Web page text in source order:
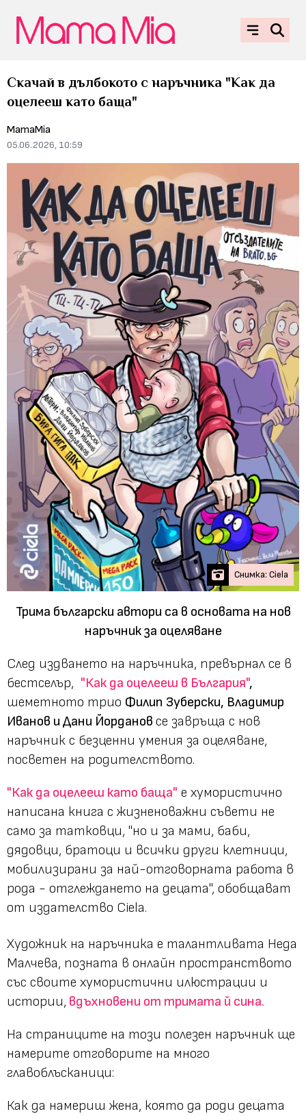
Скачай в дълбокото с наръчника "Как да
оцелееш като баща"
MamaMia
05.06.2026, 10:59
Снимка: Ciela
Трима български автори са в основата на нов
наръчник за оцеляване
След издването на наръчника, превърнал се в
бестселър, "Как да оцелееш в България",
шеметното трио Филип Зуберски, Владимир
Иванов и Дани Йорданов се завръща с нов
наръчник с безценни умения за оцеляване,
посветен на родителството.
"Как да оцелееш като баща" е хумористично
написана книга с жизненоважни съвети не
само за татковци, "но и за мами, баби,
дядовци, братоци и всички други клетници,
мобилизирани за най-отговорната работа в
рода - отглеждането на децата", обобщават
от издателство Ciela.
Художник на наръчника е талантливата Неда
Малчева, позната в онлайн пространството
със своите хумористични илюстрации и
истории, вдъхновени от тримата й сина.
На страниците на този полезен наръчник ще
намерите отговорите на много
главоблъсканици:
Как да намериш жена, която да роди децата